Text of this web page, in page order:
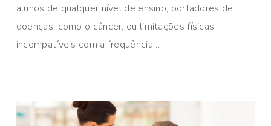
alunos de qualquer nível de ensino, portadores de
doenças, como o câncer, ou limitações físicas
incompatíveis com a frequência…